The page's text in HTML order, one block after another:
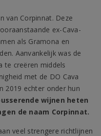
van Corpinnat. Deze
ex-Cava-
als Gramona en
Aanvankelijk was de
te creëren middels
met de DO Cava
2019 echter onder hun
wijnen heten
de naam Corpinnat.
veel strengere richtlijnen